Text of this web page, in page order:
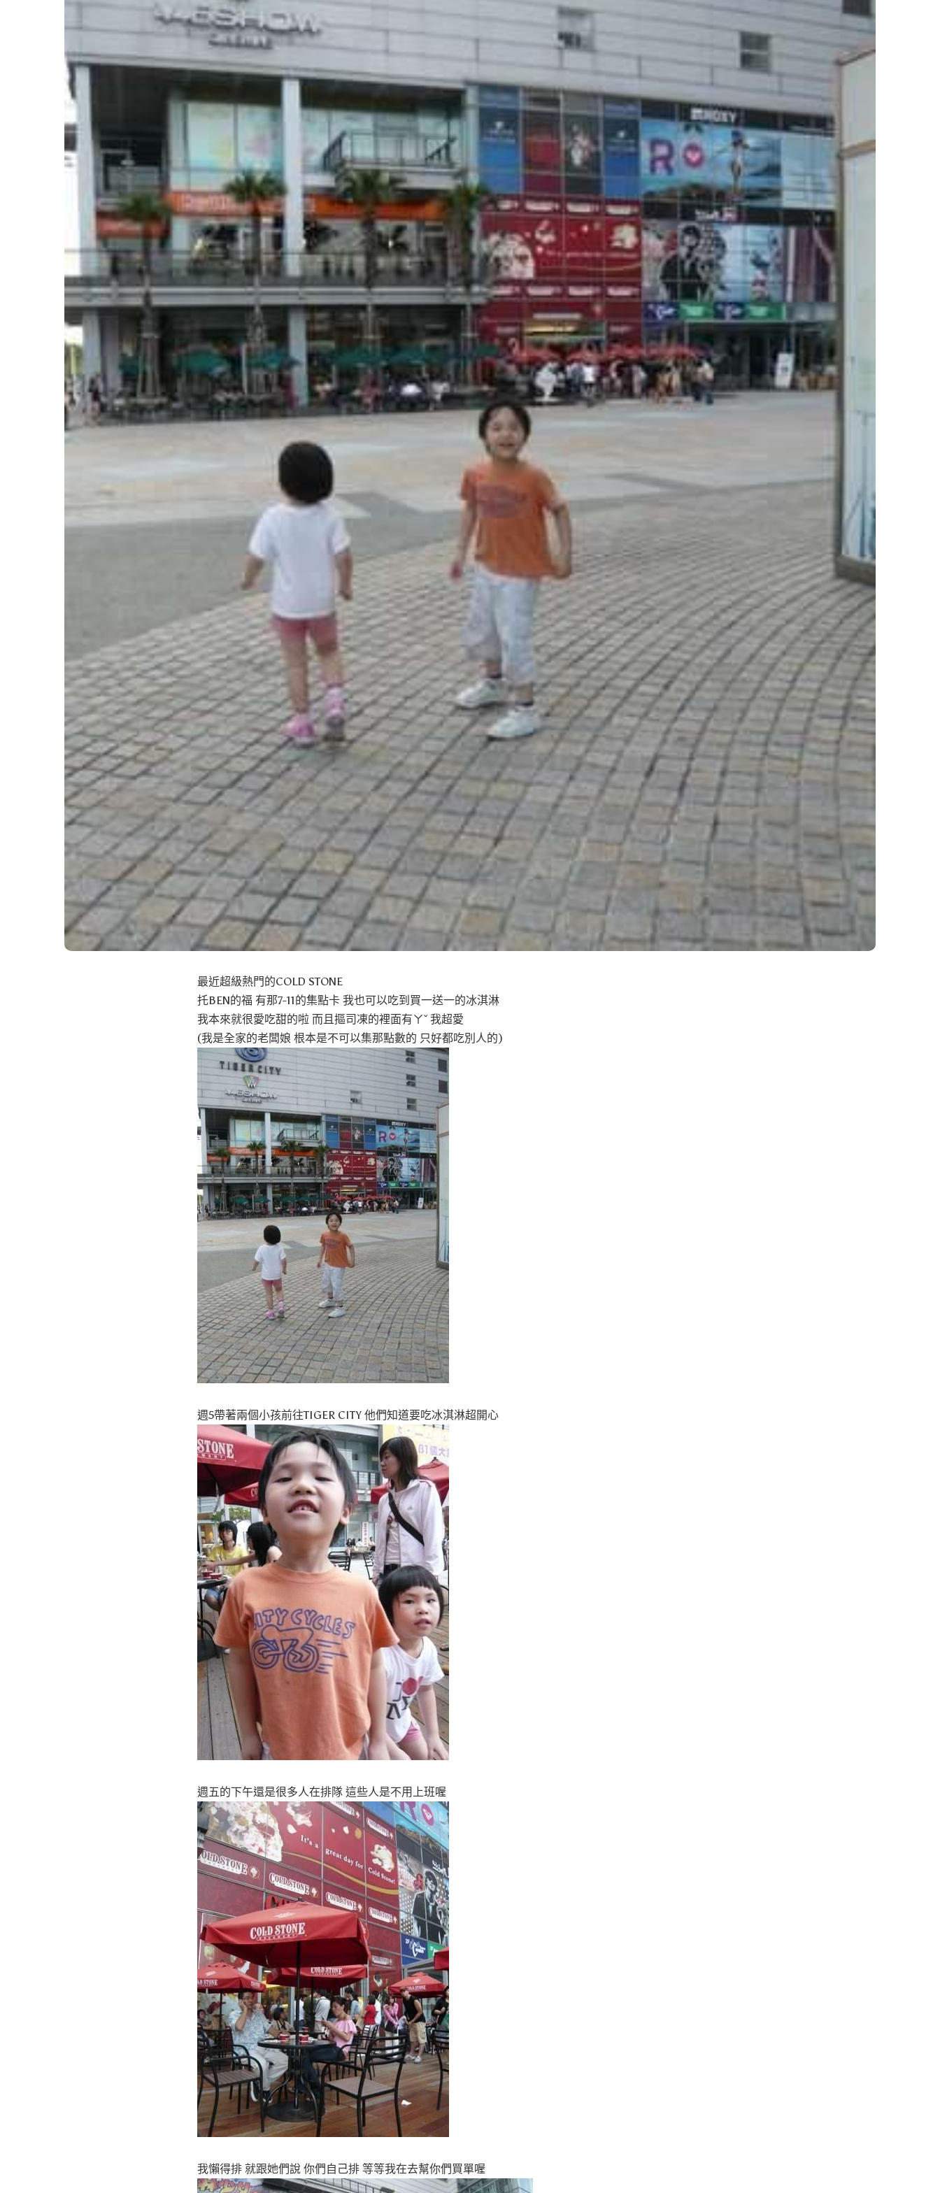
最近超級熱門的COLD STONE
托BEN的福 有那7-11的集點卡 我也可以吃到買一送一的冰淇淋
我本來就很愛吃甜的啦 而且摳司凍的裡面有ㄚˇ 我超愛
(我是全家的老闆娘 根本是不可以集那點數的 只好都吃別人的)
週5帶著兩個小孩前往TIGER CITY 他們知道要吃冰淇淋超開心
週五的下午還是很多人在排隊 這些人是不用上班喔
我懶得排 就跟她們說 你們自己排 等等我在去幫你們買單喔